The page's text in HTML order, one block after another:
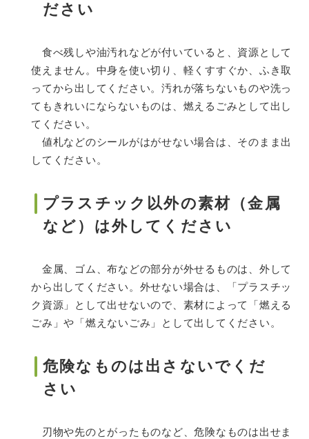
ださい
食べ残しや油汚れなどが付いていると、資源として
使えません。中身を使い切り、軽くすすぐか、ふき取
ってから出してください。汚れが落ちないものや洗っ
てもきれいにならないものは、燃えるごみとして出し
てください。
値札などのシールがはがせない場合は、そのまま出
してください。
プラスチック以外の素材（金属
など）は外してください
金属、ゴム、布などの部分が外せるものは、外して
から出してください。外せない場合は、「プラスチッ
ク資源」として出せないので、素材によって「燃える
ごみ」や「燃えないごみ」として出してください。
危険なものは出さないでくだ
さい
刃物や先のとがったものなど、危険なものは出せま